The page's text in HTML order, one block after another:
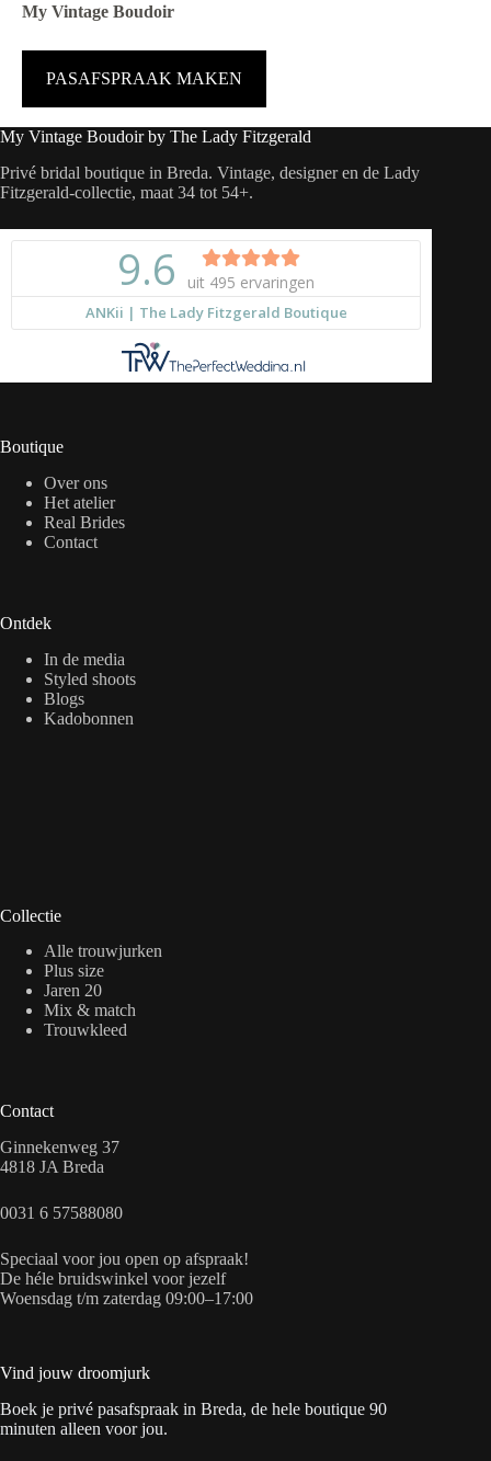
My Vintage Boudoir
PASAFSPRAAK MAKEN
My Vintage Boudoir by The Lady Fitzgerald
Privé bridal boutique in Breda. Vintage, designer en de Lady
Fitzgerald-collectie, maat 34 tot 54+.
Boutique
Over ons
Het atelier
Real Brides
Contact
Ontdek
In de media
Styled shoots
Blogs
Kadobonnen
Collectie
Alle trouwjurken
Plus size
Jaren 20
Mix & match
Trouwkleed
Contact
Ginnekenweg 37
4818 JA Breda
0031 6 57588080
Speciaal voor jou open op afspraak!
De héle bruidswinkel voor jezelf
Woensdag t/m zaterdag 09:00–17:00
Vind jouw droomjurk
Boek je privé pasafspraak in Breda, de hele boutique 90
minuten alleen voor jou.